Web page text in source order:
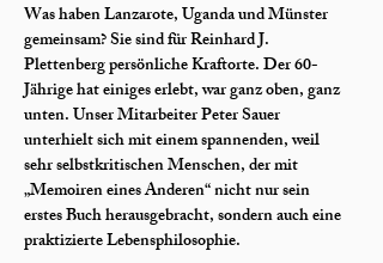
Was haben Lanzarote, Uganda und Münster
gemeinsam? Sie sind für Reinhard J.
Plettenberg persönliche Kraftorte. Der 60-
Jährige hat einiges erlebt, war ganz oben, ganz
unten. Unser Mitarbeiter Peter Sauer
unterhielt sich mit einem spannenden, weil
sehr selbstkritischen Menschen, der mit
„Memoiren eines Anderen“ nicht nur sein
erstes Buch herausgebracht, sondern auch eine
praktizierte Lebensphilosophie.